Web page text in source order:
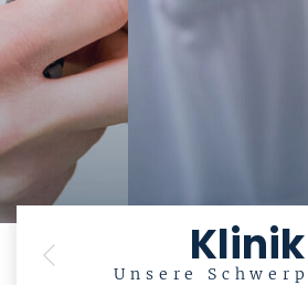
Klinik
Unsere
Previous